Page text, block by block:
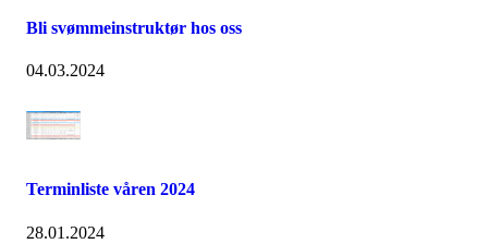
Bli svømmeinstruktør hos oss
04.03.2024
Terminliste våren 2024
28.01.2024